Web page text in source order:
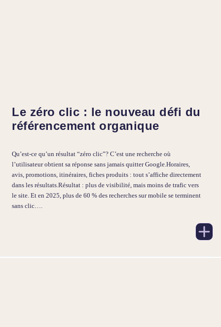
Le zéro clic : le nouveau défi du
référencement organique
Qu’est-ce qu’un résultat “zéro clic”? C’est une recherche où
l’utilisateur obtient sa réponse sans jamais quitter Google.Horaires,
avis, promotions, itinéraires, fiches produits : tout s’affiche directement
dans les résultats.Résultat : plus de visibilité, mais moins de trafic vers
le site. Et en 2025, plus de 60 % des recherches sur mobile se terminent
sans clic….